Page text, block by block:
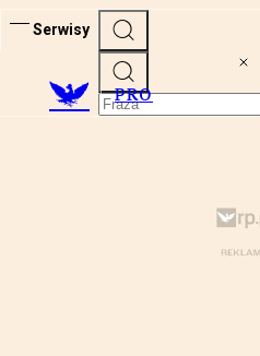
Serwisy
PRO